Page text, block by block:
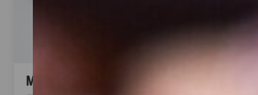
Mini Pitabrot